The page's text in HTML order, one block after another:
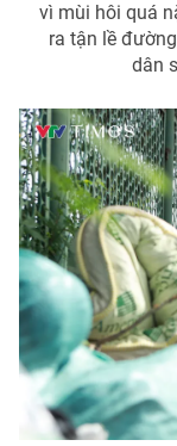
vì mùi hôi quá
ra tận lề
dân